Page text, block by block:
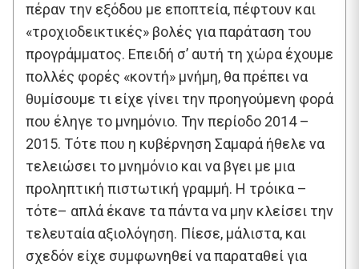
πέραν την εξόδου με εποπτεία, πέφτουν και
«τροχιοδεικτικές» βολές για παράταση του
προγράμματος. Επειδή σ’ αυτή τη χώρα έχουμε
πολλές φορές «κοντή» μνήμη, θα πρέπει να
θυμίσουμε τι είχε γίνει την προηγούμενη φορά
που έληγε το μνημόνιο. Την περίοδο 2014 –
2015. Τότε που η κυβέρνηση Σαμαρά ήθελε να
τελειώσει το μνημόνιο και να βγει με μια
προληπτική πιστωτική γραμμή. Η τρόικα –
τότε– απλά έκανε τα πάντα να μην κλείσει την
τελευταία αξιολόγηση. Πίεσε, μάλιστα, και
σχεδόν είχε συμφωνηθεί να παραταθεί για